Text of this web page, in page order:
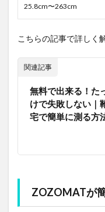
25.8cm〜263cm
こちらの記事で詳しく
関連記事
無料で出来る！た
けで失敗しない｜
宅で簡単に測る方
ZOZOMATが